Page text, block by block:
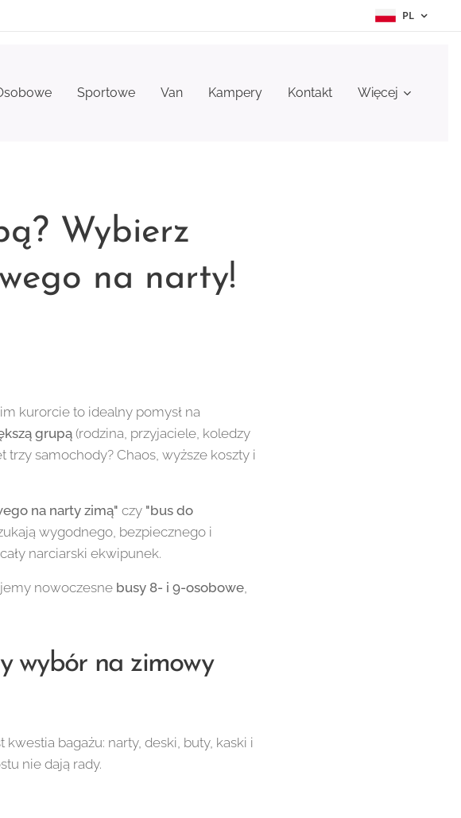
PL
Sportowe Van Kampery Kontakt Więcej
Wybierz
na narty!
kurorcie to idealny pomysł na
grupą (rodzina, przyjaciele, koledzy
samochody? Chaos, wyższe koszty i
na narty zimą" czy "bus do
wygodnego, bezpiecznego i
narciarski ekwipunek.
nowoczesne busy 8- i 9-osobowe,
wybór na zimowy
bagażu: narty, deski, buty, kaski i
nie dają rady.